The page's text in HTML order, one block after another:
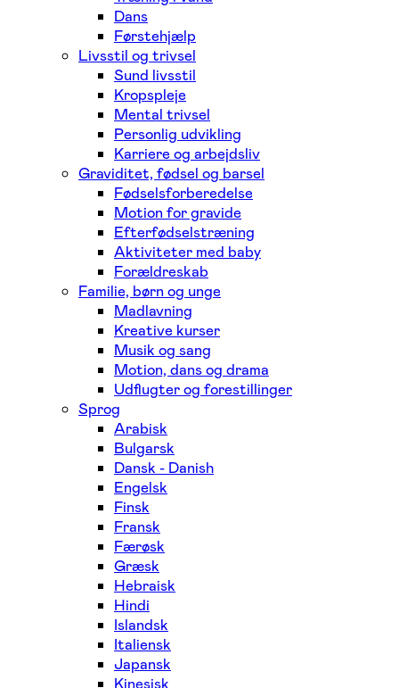
Dans
Førstehjælp
Livsstil og trivsel
Sund livsstil
Kropspleje
Mental trivsel
Personlig udvikling
Karriere og arbejdsliv
Graviditet, fødsel og barsel
Fødselsforberedelse
Motion for gravide
Efterfødselstræning
Aktiviteter med baby
Forældreskab
Familie, børn og unge
Madlavning
Kreative kurser
Musik og sang
Motion, dans og drama
Udflugter og forestillinger
Sprog
Arabisk
Bulgarsk
Dansk - Danish
Engelsk
Finsk
Fransk
Færøsk
Græsk
Hebraisk
Hindi
Islandsk
Italiensk
Japansk
Kinesisk